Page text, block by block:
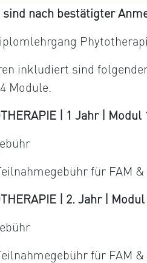
sind nach bestätigter
inkludiert sind
Module.
| 1 Jahr |
für FAM
| 2. Jahr |
für FAM